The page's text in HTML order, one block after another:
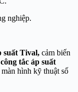
nghiệp.
suất Tival, cảm biến
công tắc áp suất
hình kỹ thuật số